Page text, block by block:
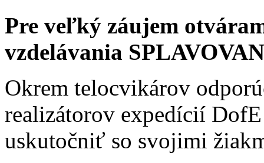
Pre veľký záujem
vzdelávania
Okrem telocvikárov
realizátorov expedícií
uskutočniť so svojimi